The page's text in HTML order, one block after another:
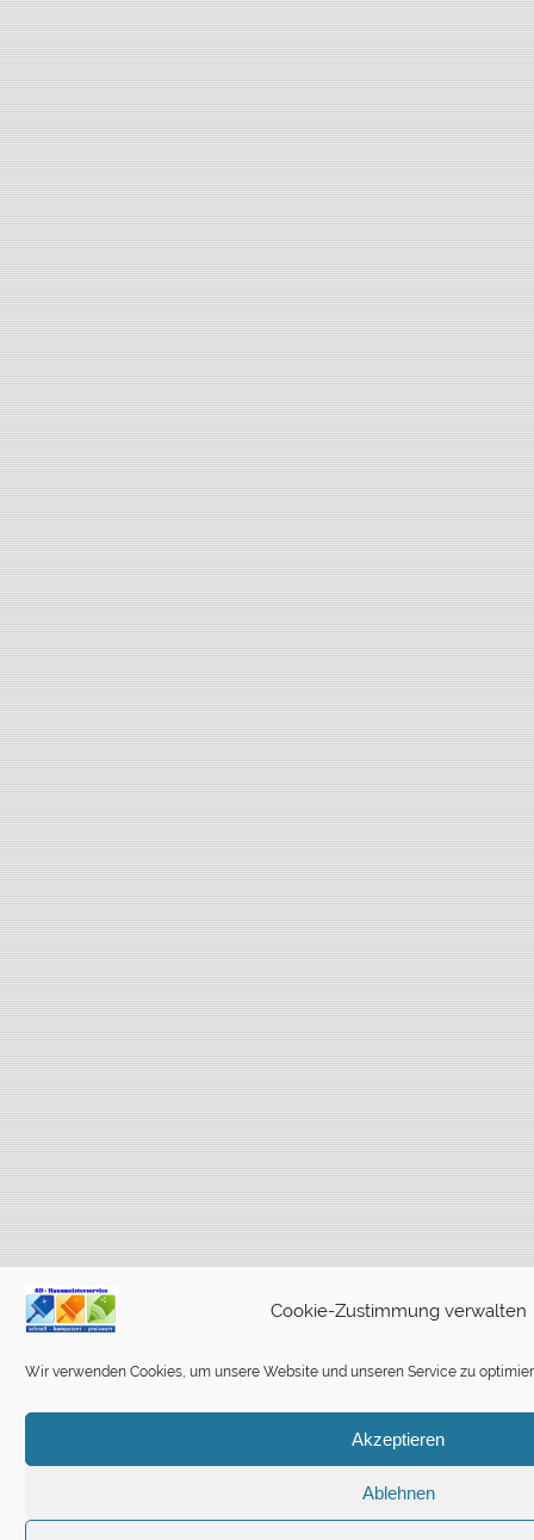
Cookie-Zustimmung verwalten
Wir verwenden Cookies, um unsere Website und unseren Service zu
Akzeptieren
Ablehnen